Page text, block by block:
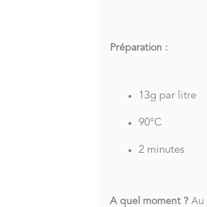
Préparation :
13g par litre
90°C
2 minutes
A quel moment ?Au